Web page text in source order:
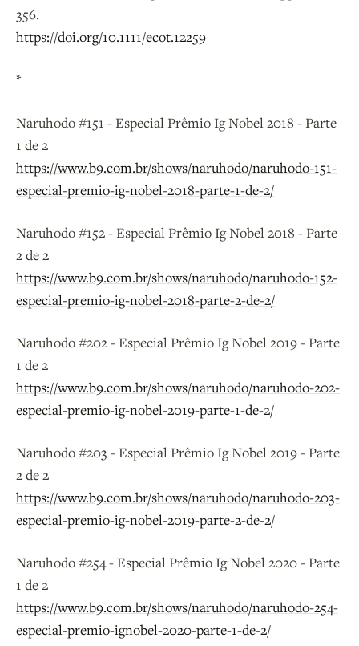
356.
https://doi.org/10.1111/ecot.12259
*
Naruhodo #151 - Especial Prêmio Ig Nobel 2018 - Parte
1 de 2
https://www.b9.com.br/shows/naruhodo/naruhodo-151-
especial-premio-ig-nobel-2018-parte-1-de-2/
Naruhodo #152 - Especial Prêmio Ig Nobel 2018 - Parte
2 de 2
https://www.b9.com.br/shows/naruhodo/naruhodo-152-
especial-premio-ig-nobel-2018-parte-2-de-2/
Naruhodo #202 - Especial Prêmio Ig Nobel 2019 - Parte
1 de 2
https://www.b9.com.br/shows/naruhodo/naruhodo-202-
especial-premio-ig-nobel-2019-parte-1-de-2/
Naruhodo #203 - Especial Prêmio Ig Nobel 2019 - Parte
2 de 2
https://www.b9.com.br/shows/naruhodo/naruhodo-203-
especial-premio-ig-nobel-2019-parte-2-de-2/
Naruhodo #254 - Especial Prêmio Ig Nobel 2020 - Parte
1 de 2
https://www.b9.com.br/shows/naruhodo/naruhodo-254-
especial-premio-ignobel-2020-parte-1-de-2/